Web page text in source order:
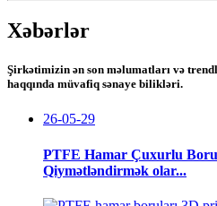
Xəbərlər
Şirkətimizin ən son məlumatları və
haqqında müvafiq sənaye bilikləri.
26-05-29
PTFE Hamar Çuxurlu Boru
Qiymətləndirmək olar...